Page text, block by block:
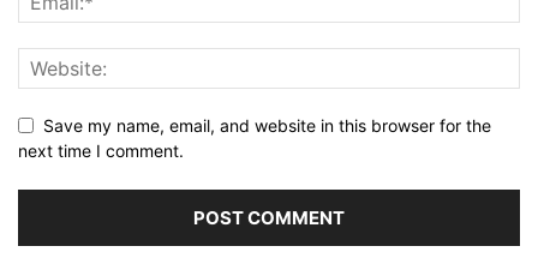
Save my name, email, and website in this browser for the
next time I comment.